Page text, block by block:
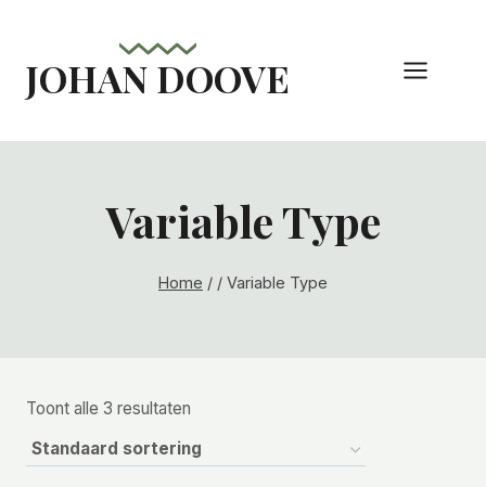
inhoudJOHAN DOOVE
Variable Type
Home / / Variable Type
Toont alle 3 resultaten